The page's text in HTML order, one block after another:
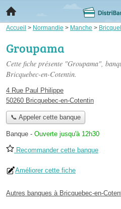
Accueil > Normandie > Manche >
Groupama
Cette fiche présente "Groupama",
Bricquebec-en-Cotentin.
4 Rue Paul Philippe
50260 Bricquebec-en-Cotentin
📞 Appeler cette banque
Banque - Ouverte jusqu'à 12h30
Recommander cette banque
Améliorer cette fiche
Autres banques à Bricquebec-en-